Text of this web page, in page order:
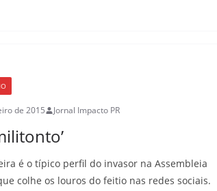
de 2015 Jornal Impacto PR
é o típico perfil do invasor na Assembleia
colhe os louros do feitio nas redes sociais.